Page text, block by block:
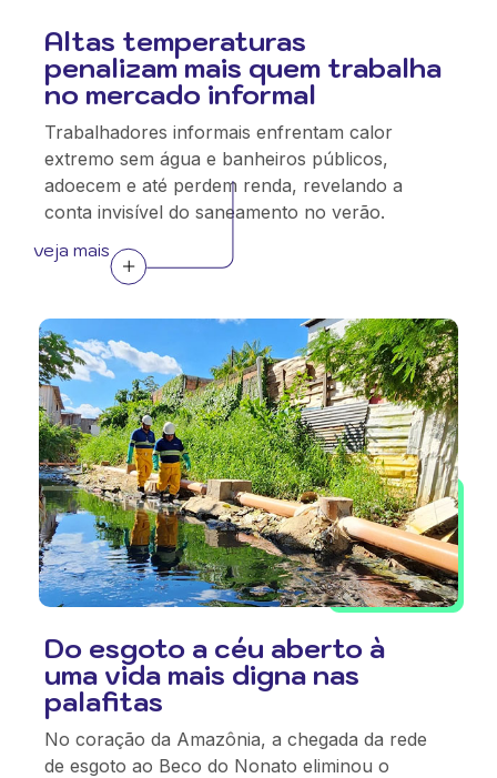
Altas temperaturas
penalizam mais quem trabalha
no mercado informal
Trabalhadores informais enfrentam calor
extremo sem água e banheiros públicos,
adoecem e até perdem renda, revelando a
conta invisível do saneamento no verão.
veja mais
Do esgoto a céu aberto à
uma vida mais digna nas
palafitas
No coração da Amazônia, a chegada da rede
de esgoto ao Beco do Nonato eliminou o